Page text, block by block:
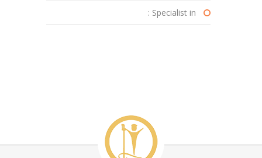
Specialist in :